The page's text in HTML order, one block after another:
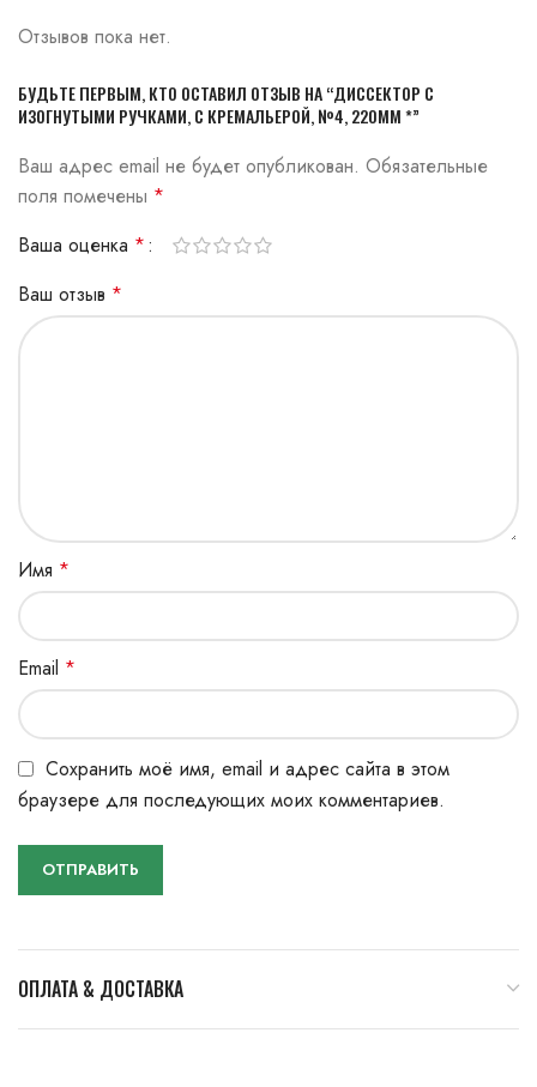
Отзывов пока нет.
БУДЬТЕ ПЕРВЫМ, КТО ОСТАВИЛ ОТЗЫВ НА “ДИССЕКТОР С
ИЗОГНУТЫМИ РУЧКАМИ, С КРЕМАЛЬЕРОЙ, №4, 220ММ *”
Ваш адрес email не будет опубликован. Обязательные
поля помечены *
Ваша оценка *
Ваш отзыв *
Имя *
Email *
Сохранить моё имя, email и адрес сайта в этом
браузере для последующих моих комментариев.
ОПЛАТА & ДОСТАВКА